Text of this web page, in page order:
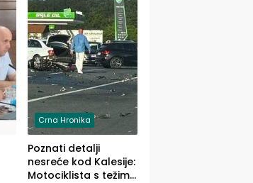
Crna Hronika
Poznati detalji
nesreće kod Kalesije:
Motociklista s težim,